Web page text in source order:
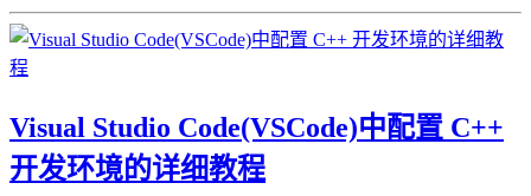
Visual Studio Code(VSCode)中配置 C++
开发环境的详细教程